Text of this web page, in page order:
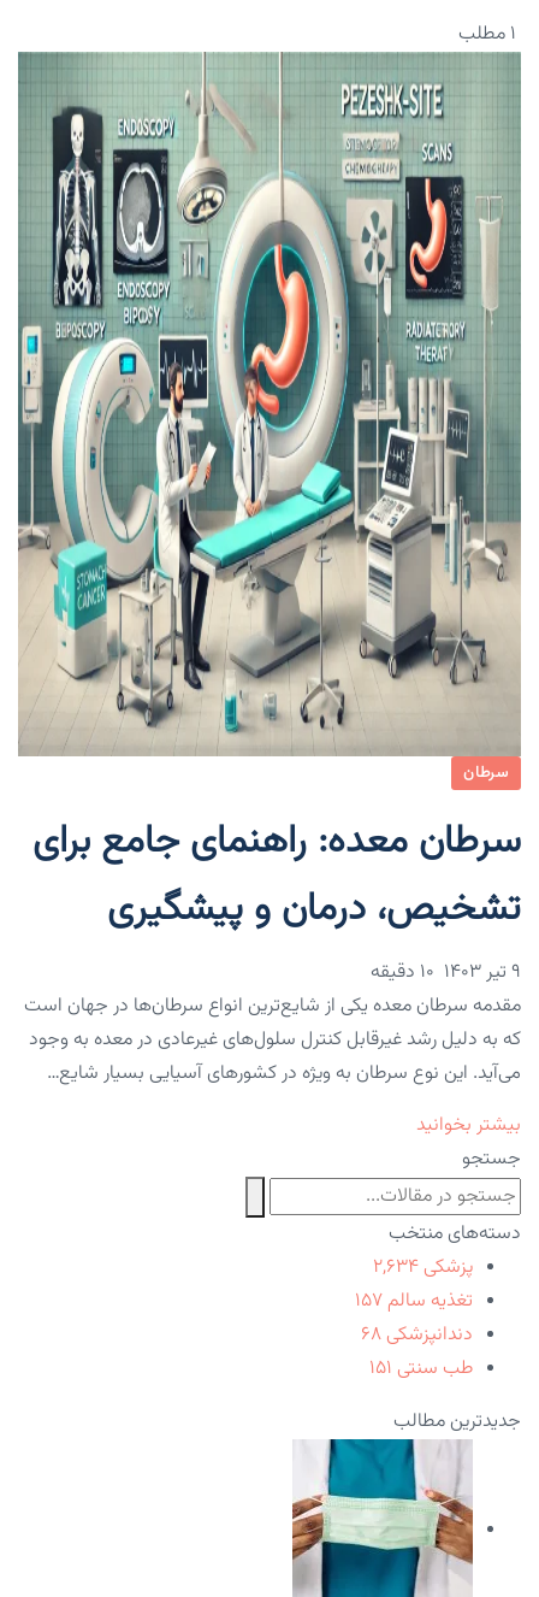
۱ مطلب
سرطان
سرطان معده: راهنمای جامع برای
تشخیص، درمان و پیشگیری
۹ تیر ۱۴۰۳
مقدمه سرطان معده یکی از شایع‌ترین انواع سرطان‌ها در جهان است
که به دلیل رشد غیرقابل کنترل سلول‌های غیرعادی در معده به وجود
می‌آید. این نوع سرطان به ویژه در کشورهای آسیایی بسیار شایع…
بیشتر بخوانید
جستجو
دسته‌های منتخب
پزشکی ۲,۶۳۴
تغذیه سالم ۱۵۷
دندانپزشکی ۶۸
طب سنتی ۱۵۱
جدیدترین مطالب